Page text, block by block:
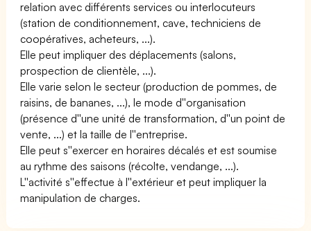
relation avec différents services ou interlocuteurs
(station de conditionnement, cave, techniciens de
coopératives, acheteurs, ...).
Elle peut impliquer des déplacements (salons,
prospection de clientèle, ...).
Elle varie selon le secteur (production de pommes, de
raisins, de bananes, ...), le mode d''organisation
(présence d''une unité de transformation, d''un point de
vente, ...) et la taille de l''entreprise.
Elle peut s''exercer en horaires décalés et est soumise
au rythme des saisons (récolte, vendange, ...).
L''activité s''effectue à l''extérieur et peut impliquer la
manipulation de charges.